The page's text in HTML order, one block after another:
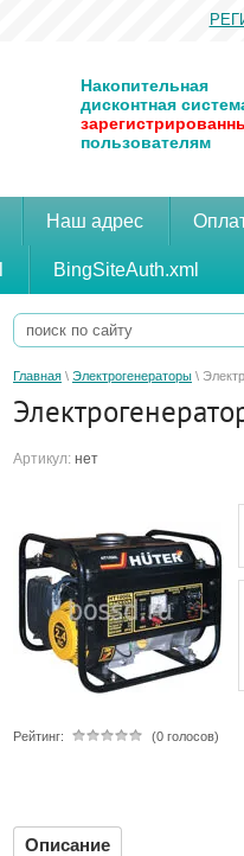
Накопительная
дисконтная
пользователям
Наш адрес
BingSiteAuth.xml
Главная \ Электрогенераторы \
Артикул: нет
Рейтинг: (0 голосов)
Описание